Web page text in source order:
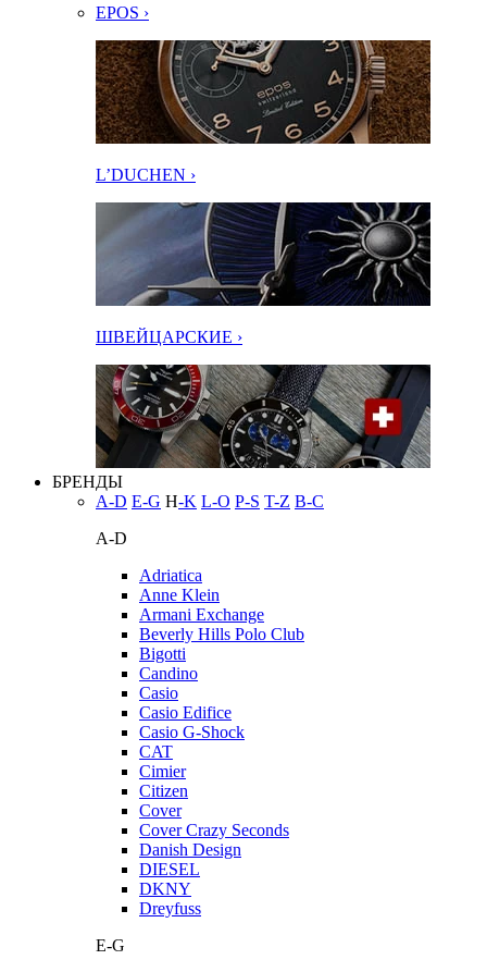
EPOS ›
L’DUCHEN ›
ШВЕЙЦАРСКИЕ ›
БРЕНДЫ
A-D E-G H-K L-O P-S T-Z В-С
A-D
Adriatica
Anne Klein
Armani Exchange
Beverly Hills Polo Club
Bigotti
Candino
Casio
Casio Edifice
Casio G-Shock
CAT
Cimier
Citizen
Cover
Cover Crazy Seconds
Danish Design
DIESEL
DKNY
Dreyfuss
E-G